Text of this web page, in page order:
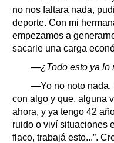
no nos faltara nada,
deporte. Con mi
empezamos a
sacarle una carga
—¿Todo esto ya lo
—Yo no noto nada,
con algo y que, alguna
ahora, y ya tengo 42
ruido o viví situaciones
flaco, trabajá esto...”.